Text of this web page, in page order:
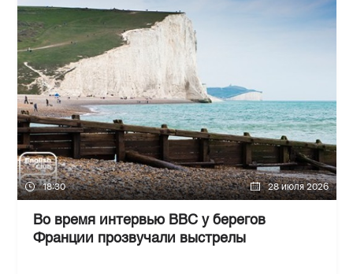
18:30 28 июля 2026
Во время интервью BBC у берегов
Франции прозвучали выстрелы